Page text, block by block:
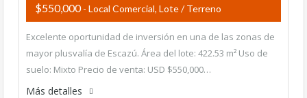
$550,000- Local Comercial, Lote / Terreno
Excelente oportunidad de inversión en una de las zonas de
mayor plusvalía de Escazú. Área del lote: 422.53 m² Uso de
suelo: Mixto Precio de venta: USD $550,000…
Más detalles